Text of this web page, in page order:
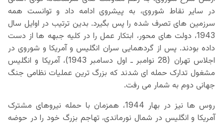
در سایر نقاط شوروی، به پیشروی ادامه داد و توانست همه
سرزمین های تصرف شده را پس بگیرد. بدین ترتیب در اوایل سال
1943، دولت های محور، ابتکار عمل را در کلیه جبهه ها از دست
داده بودند. پس از گردهمایی سران انگلیس و آمریکا و شوروی در
اجلاس تهران (28 نوامبر ـ اول دسامبر 1943)، آمریکا و انگلیس
مشغول تدارک حمله ای شدند که بزرگ ترین عملیات نظامی جنگ
جهانی دوم به شمار می رفت.
روس ها نیز در بهار 1944، همزمان با حمله نیروهای مشترک
آمریکا و انگلیس در شمال نورماندی، تهاجم بزرگ خود را در حوضه